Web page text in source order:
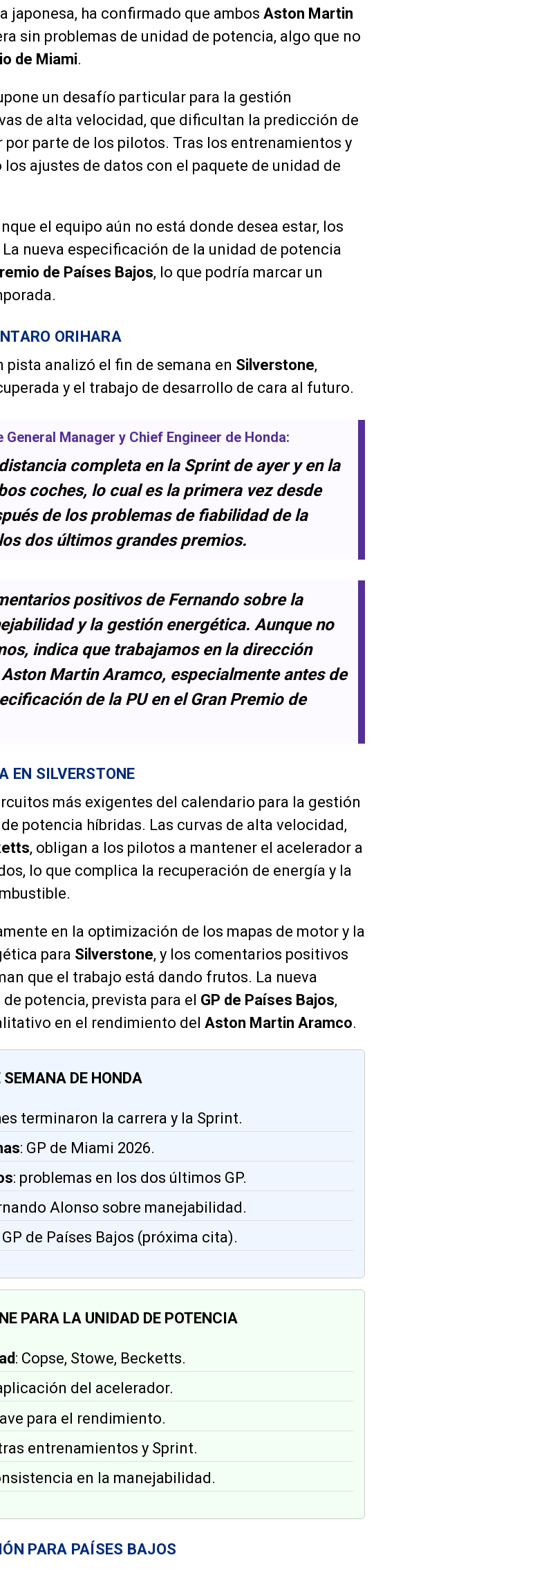
japonesa, ha confirmado que ambos Aston Martin
sin problemas de unidad de potencia, algo que no
de Miami.
un desafío particular para la gestión
de alta velocidad, que dificultan la predicción de
parte de los pilotos. Tras los entrenamientos y
ajustes de datos con el paquete de unidad de
el equipo aún no está donde desea estar, los
nueva especificación de la unidad de potencia
de Países Bajos, lo que podría marcar un
ORIHARA
pista analizó el fin de semana en Silverstone,
y el trabajo de desarrollo de cara al futuro.
General Manager y Chief Engineer de Honda:
completa en la Sprint de ayer y en la
coches, lo cual es la primera vez desde
de los problemas de fiabilidad de la
dos últimos grandes premios.
positivos de Fernando sobre la
y la gestión energética. Aunque no
indica que trabajamos en la dirección
Martin Aramco, especialmente antes de
de la PU en el Gran Premio de
EN SILVERSTONE
más exigentes del calendario para la gestión
potencia híbridas. Las curvas de alta velocidad,
, obligan a los pilotos a mantener el acelerador a
lo que complica la recuperación de energía y la
en la optimización de los mapas de motor y la
para Silverstone, y los comentarios positivos
que el trabajo está dando frutos. La nueva
potencia, prevista para el GP de Países Bajos,
en el rendimiento del Aston Martin Aramco.
SEMANA DE HONDA
terminaron la carrera y la Sprint.
: GP de Miami 2026.
: problemas en los dos últimos GP.
Alonso sobre manejabilidad.
GP de Países Bajos (próxima cita).
PARA LA UNIDAD DE POTENCIA
: Copse, Stowe, Becketts.
del acelerador.
para el rendimiento.
entrenamientos y Sprint.
en la manejabilidad.
PARA PAÍSES BAJOS